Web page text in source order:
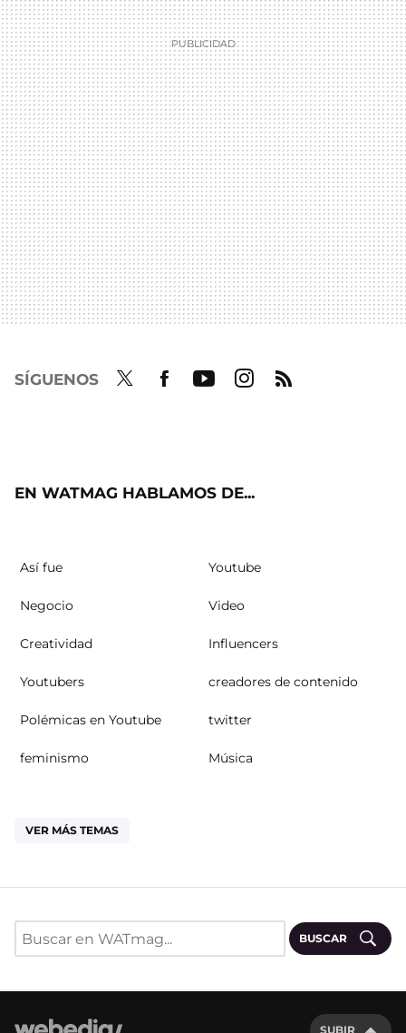
SÍGUENOS
EN WATMAG HABLAMOS DE...
Así fue Youtube
Negocio Video
Creatividad Influencers
Youtubers creadores de contenido
Polémicas en Youtube twitter
feminismo Música
VER MÁS TEMAS
BUSCAR
SUBIR